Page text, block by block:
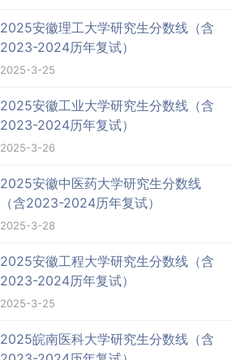
2025安徽理工大学研究生分数线（含
2023-2024历年复试）
2025-3-25
2025安徽工业大学研究生分数线（含
2023-2024历年复试）
2025-3-26
2025安徽中医药大学研究生分数线
（含2023-2024历年复试）
2025-3-28
2025安徽工程大学研究生分数线（含
2023-2024历年复试）
2025-3-25
2025皖南医科大学研究生分数线（含